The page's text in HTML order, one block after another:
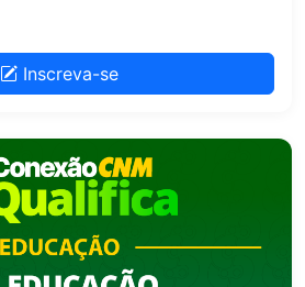
Inscreva-se